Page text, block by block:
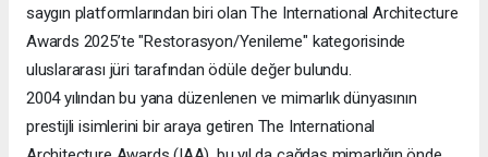
saygın platformlarından biri olan The International Architecture
Awards 2025’te "Restorasyon/Yenileme" kategorisinde
uluslararası jüri tarafından ödüle değer bulundu.
2004 yılından bu yana düzenlenen ve mimarlık dünyasının
prestijli isimlerini bir araya getiren The International